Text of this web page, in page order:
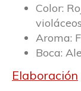
Color:
Aroma:
Boca:
Elaboración